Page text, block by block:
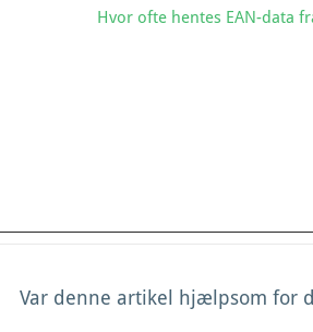
Hvor ofte hentes EAN-data
Var denne artikel hjælpsom for